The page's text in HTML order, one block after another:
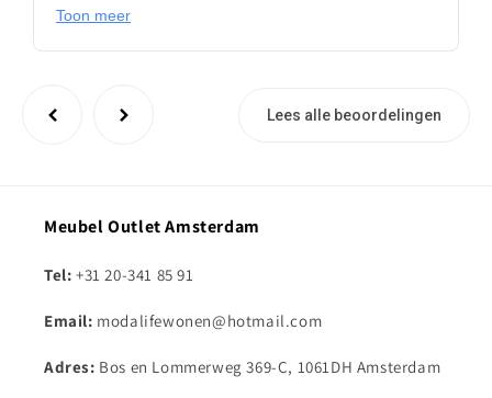
Toon meer
Lees alle beoordelingen
Meubel Outlet Amsterdam
Tel: +31 20-341 85 91
Email: modalifewonen@hotmail.com
Adres: Bos en Lommerweg 369-C, 1061DH Amsterdam